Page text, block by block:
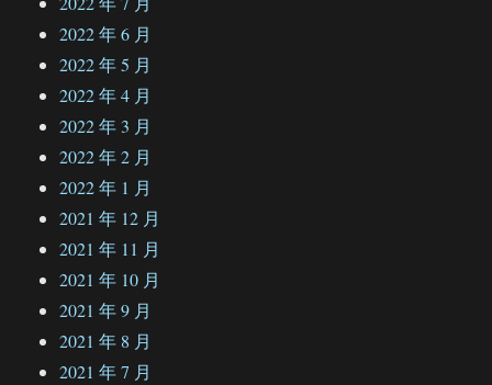
2022 年 6 月
2022 年 5 月
2022 年 4 月
2022 年 3 月
2022 年 2 月
2022 年 1 月
2021 年 12 月
2021 年 11 月
2021 年 10 月
2021 年 9 月
2021 年 8 月
2021 年 7 月